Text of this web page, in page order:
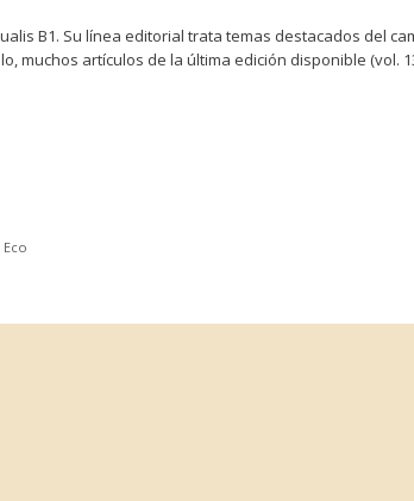
B1. Su línea editorial trata temas destacados del
muchos artículos de la última edición disponible (vol.